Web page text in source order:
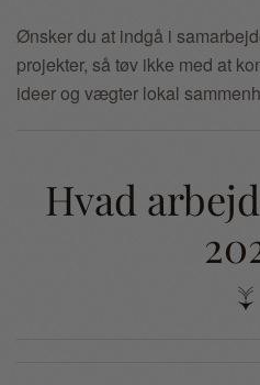
Ønsker du at indgå i
projekter, så tøv ikke med at
ideer og vægter lokal
Hvad
↓